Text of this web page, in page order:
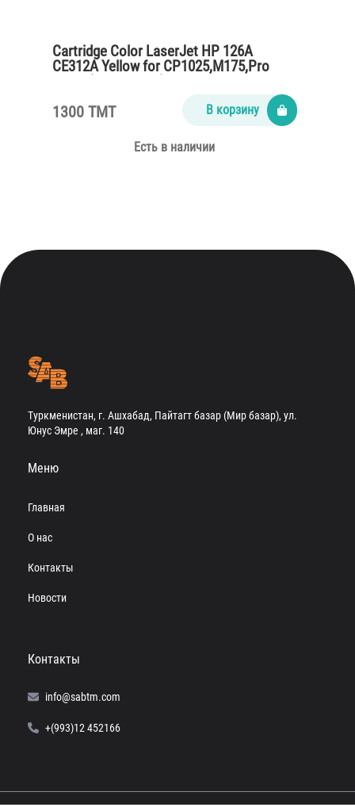
Cartridge Color LaserJet HP 126A
CE312A Yellow for CP1025,M175,Pro
1300 TMT В корзину
Есть в наличии
Туркменистан, г. Ашхабад, Пайтагт базар (Мир базар), ул.
Юнус Эмре , маг. 140
Меню
Главная
О нас
Контакты
Новости
Контакты
info@sabtm.com
+(993)12 452166